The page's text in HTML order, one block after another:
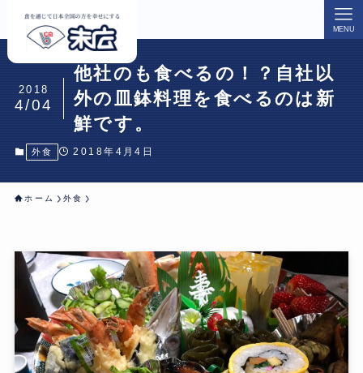
MENU
他社のも食べるの！？自社以
外の皿鉢料理を食べるのは新
鮮です。
2018
4/04
外食 2018年4月4日
ホーム 外食